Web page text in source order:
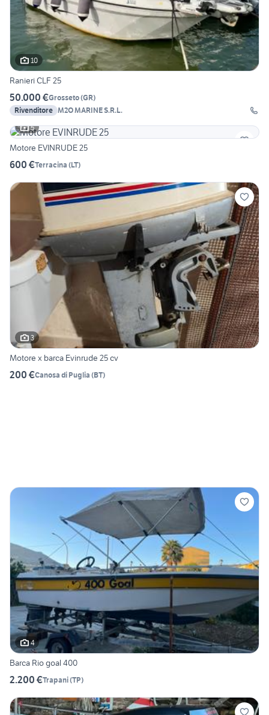
10
Ranieri CLF 25
50.000 €Grosseto(GR)
Rivenditore M2O MARINE S.R.L.
5
Motore EVINRUDE 25
600 €Terracina (LT)
3
Motore x barca Evinrude 25 cv
200 €Canosa di Puglia (BT)
4
Barca Rio goal 400
2.200 €Trapani(TP)